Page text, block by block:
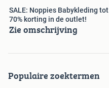
SALE: Noppies Babykleding tot
70% korting in de outlet!
Zie omschrijving
Populaire zoektermen